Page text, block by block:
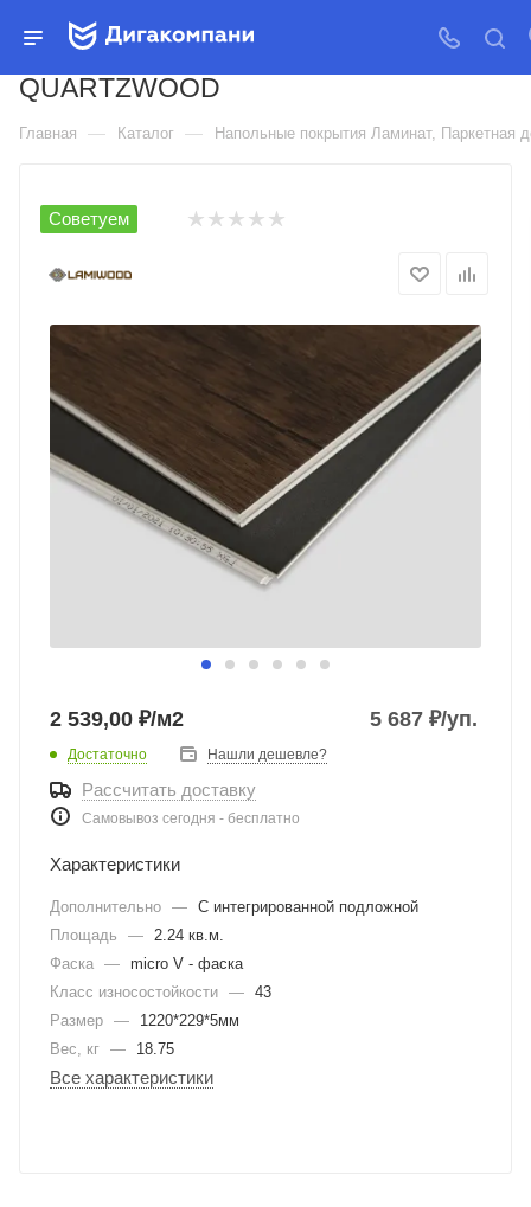
ЛАМИНАТ ЛАМИВУД КВАРЦ
ВИНИЛ SPC КОЛЛЕКЦИЯ
QUARTZWOOD
Главная — Каталог — Напольные покрытия Ламинат, Паркетная
Советуем
2 539,00 ₽/м2 5 687 ₽/уп.
Достаточно Нашли дешевле?
Рассчитать доставку
Самовывоз сегодня - бесплатно
Характеристики
Дополнительно — С интегрированной подложной
Площадь
— 2.24 кв.м.
Фаска — micro V - фаска
Класс износостойкости — 43
Размер —
1220*229*5мм
Вес, кг — 18.75
Все характеристики